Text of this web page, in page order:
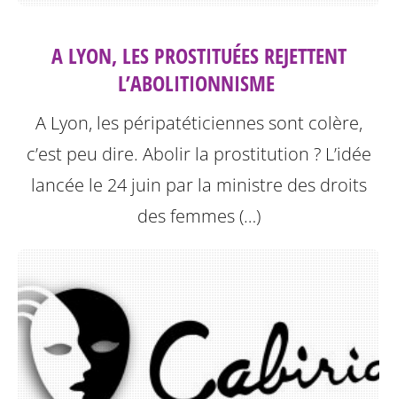
A LYON, LES PROSTITUÉES REJETTENT
L’ABOLITIONNISME ‎
A Lyon, les péripatéticiennes sont colère,
c’est peu dire. Abolir la prostitution ? L’idée
lancée le 24 juin par la ministre des droits
des femmes (…)